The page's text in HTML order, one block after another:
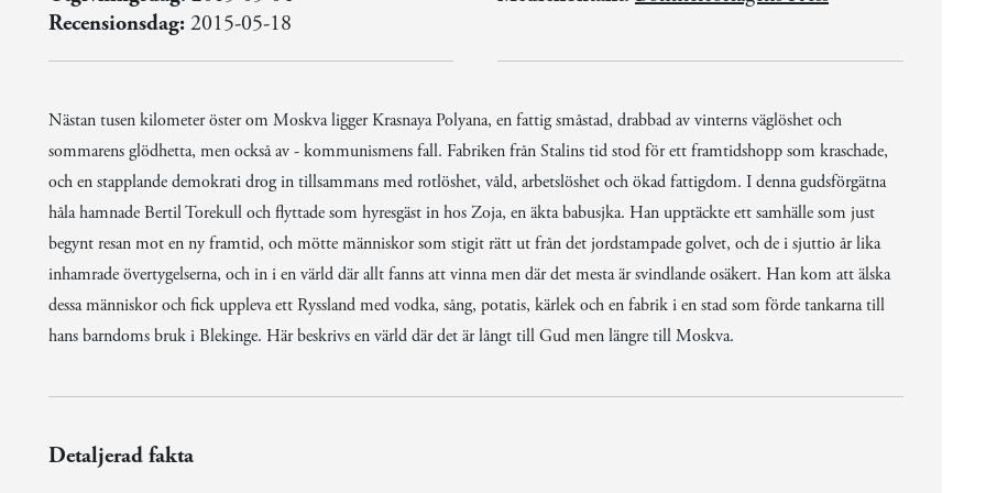
Recensionsdag:2015-05-18
Nästan tusen kilometer öster om Moskva ligger Krasnaya Polyana, en fattig småstad, drabbad av vinterns väglöshet och
sommarens glödhetta, men också av - kommunismens fall. Fabriken från Stalins tid stod för ett framtidshopp som kraschade,
och en stapplande demokrati drog in tillsammans med rotlöshet, våld, arbetslöshet och ökad fattigdom. I denna gudsförgätna
håla hamnade Bertil Torekull och flyttade som hyresgäst in hos Zoja, en äkta babusjka. Han upptäckte ett samhälle som just
begynt resan mot en ny framtid, och mötte människor som stigit rätt ut från det jordstampade golvet, och de i sjuttio år lika
inhamrade övertygelserna, och in i en värld där allt fanns att vinna men där det mesta är svindlande osäkert. Han kom att älska
dessa människor och fick uppleva ett Ryssland med vodka, sång, potatis, kärlek och en fabrik i en stad som förde tankarna till
hans barndoms bruk i Blekinge. Här beskrivs en värld där det är långt till Gud men längre till Moskva.
Detaljerad fakta